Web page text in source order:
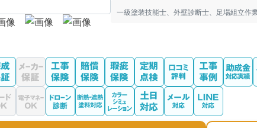
一級塗装技能士、外壁診断士、足場組立作